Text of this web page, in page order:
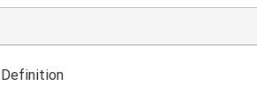
Definition